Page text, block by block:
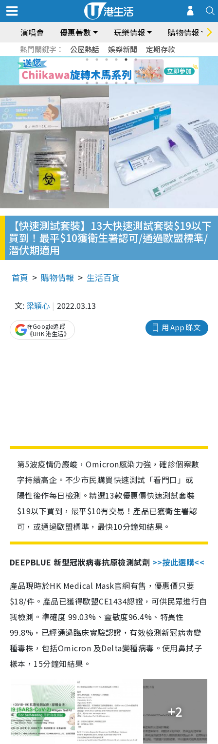
演唱會 優惠著數 玩樂情報 購物情報
熱門關鍵字： 公屋熱話 娛樂新聞 定期存款
【快速測試套裝】13大快速測試套裝$19以下
買到！最平$10獲衛生署認可/通過歐盟標準/
潛伏期適用
首頁 購物情報 生活百貨
文: 梁穎心 2022.03.13
用 App 睇文
在Google追蹤
《UHK 港生活》
第5波疫情仍嚴峻，Omicron感染力強，確診個案數
字持續高企。不少市民購買快速測試「看門口」或
陽性後作每日檢測。精選13款優惠價快速測試套裝
$19以下買到，最平$10有交易！產品已獲衛生署認
可，或通過歐盟標準，最快10分鐘知結果。
DEEPBLUE 新型冠狀病毒抗原檢測試劑 >>按此選購<<
產品現時於HK Medical Mask官網有售，優惠價只要
$18/件。產品已獲得歐盟CE1434認證，可供民眾進行自
我檢測。準確度 99.03%、靈敏度96.4%、特異性
99.8%，已經通過臨床實驗認證，有效檢測新冠病毒變
種毒株，包括Omicron 及Delta變種病毒。使用鼻拭子
樣本，15分鐘知結果。
+2